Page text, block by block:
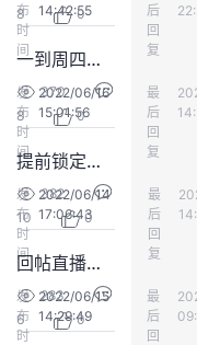
布
时
间
14:42:55
后
回
复
8
0
一到周四下午三点就紧张
发
布
时
间
2022/06/16
15:01:56
最
后
回
复
370
8
0
提前锁定鲲鹏相关直播，赢华为Mate Xs2等丰厚礼品
发
布
时
间
2022/06/14
17:06:43
最
后
回
复
382
10
0
回帖直播金句，赢华为无线耳机
发
布
时
2022/06/15
14:29:49
最
后
回
闫
283
6
0